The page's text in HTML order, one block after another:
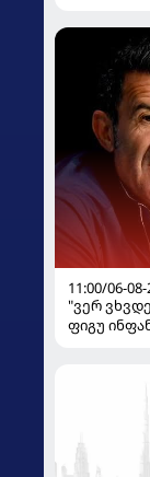
11:00/06-
"ვერ
ფიგუ